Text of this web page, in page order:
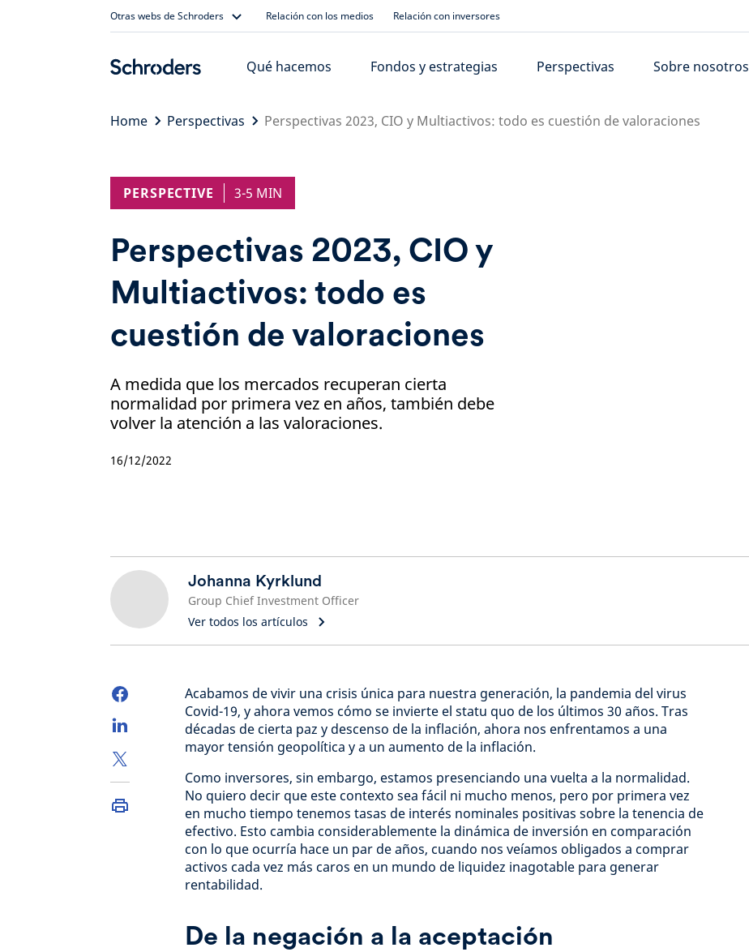
Otras webs de Schroders Relación con los medios Relación con inversores
Qué hacemos Fondos y estrategias Perspectivas Sobre nosotros
Home Perspectivas Perspectivas 2023, CIO y Multiactivos: todo es cuestión de valoraciones
PERSPECTIVE 3-5 MIN
Perspectivas 2023, CIO y
Multiactivos: todo es
cuestión de valoraciones
A medida que los mercados recuperan cierta
normalidad por primera vez en años, también debe
volver la atención a las valoraciones.
16/12/2022
Johanna Kyrklund
Group Chief Investment Officer
Ver todos los artículos
Acabamos de vivir una crisis única para nuestra generación, la pandemia del virus
Covid-19, y ahora vemos cómo se invierte el statu quo de los últimos 30 años. Tras
décadas de cierta paz y descenso de la inflación, ahora nos enfrentamos a una
mayor tensión geopolítica y a un aumento de la inflación.
Como inversores, sin embargo, estamos presenciando una vuelta a la normalidad.
No quiero decir que este contexto sea fácil ni mucho menos, pero por primera vez
en mucho tiempo tenemos tasas de interés nominales positivas sobre la tenencia de
efectivo. Esto cambia considerablemente la dinámica de inversión en comparación
con lo que ocurría hace un par de años, cuando nos veíamos obligados a comprar
activos cada vez más caros en un mundo de liquidez inagotable para generar
rentabilidad.
De la negación a la aceptación